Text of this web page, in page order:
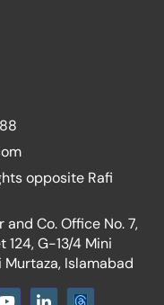
opposite Rafi
Co. Office No. 7,
124, G-13/4 Mini
Islamabad
Y
I